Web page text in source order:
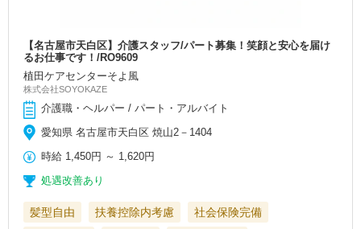
【名古屋市天白区】介護スタッフ/パート募集！笑顔と安心を届け
るお仕事です！/RO9609
植田ケアセンターそよ風
株式会社SOYOKAZE
介護職・ヘルパー / パート・アルバイト
愛知県 名古屋市天白区 焼山2－1404
時給 1,450円 ～ 1,620円
処遇改善あり
髪型自由 扶養控除内考慮
社会保険完備